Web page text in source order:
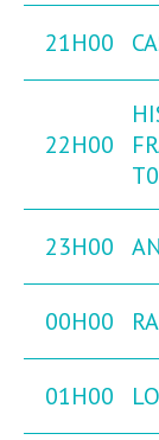
21H00
22H00
23H00
00H00
01H00